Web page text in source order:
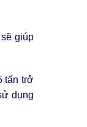
giúp
tấn trở
dụng